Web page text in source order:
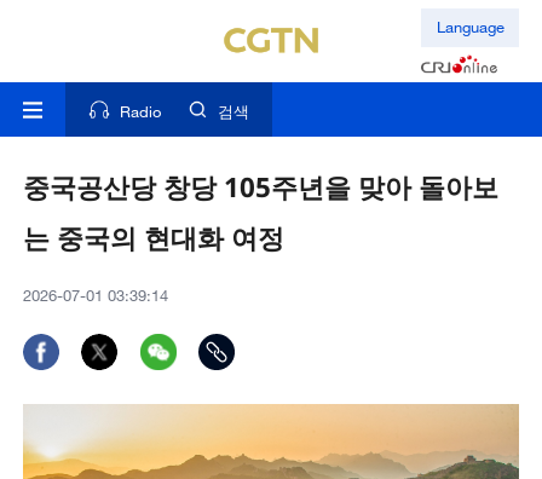
Language
Radio 검색
중국공산당 창당 105주년을 맞아 돌아보
는 중국의 현대화 여정
2026-07-01 03:39:14